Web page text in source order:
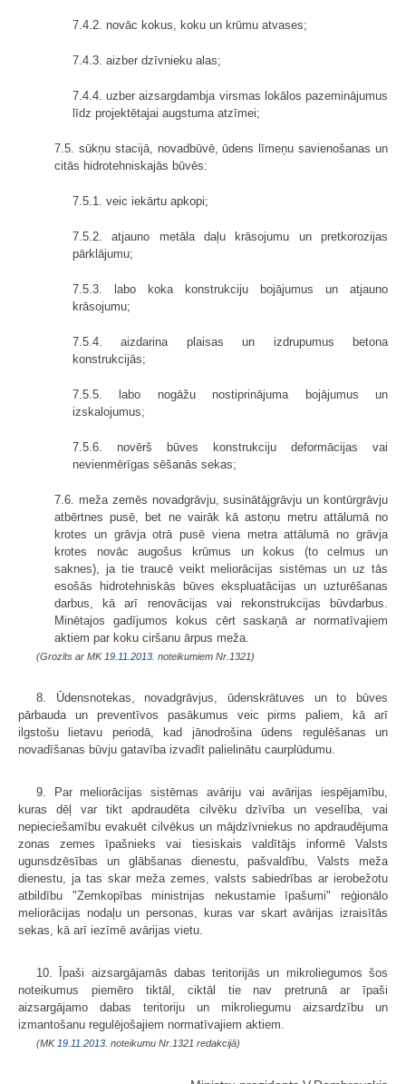
7.4.2. novāc kokus, koku un krūmu atvases;
7.4.3. aizber dzīvnieku alas;
7.4.4. uzber aizsargdambja virsmas lokālos pazeminājumus
līdz projektētajai augstuma atzīmei;
7.5. sūkņu stacijā, novadbūvē, ūdens līmeņu savienošanas un
citās hidrotehniskajās būvēs:
7.5.1. veic iekārtu apkopi;
7.5. 2.atjauno metāla daļu krāsojumu un pretkorozijas
pārklājumu;
7.5.3. labo koka konstrukciju bojājumus un atjauno
krāsojumu;
7.5.4. aizdarina plaisas un izdrupumus betona
konstrukcijās;
7.5.5. labo nogāžu nostiprinājuma bojājumus un
izskalojumus;
7.5.6. novērš būves konstrukciju deformācijas vai
nevienmērīgas sēšanās sekas;
7.6. meža zemēs novadgrāvju, susinātājgrāvju un kontūrgrāvju
atbērtnes pusē, bet ne vairāk kā astoņu metru attālumā no
krotes un grāvja otrā pusē viena metra attālumā no grāvja
krotes novāc augošus krūmus un kokus (to celmus un
saknes), ja tie traucē veikt meliorācijas sistēmas un uz tās
esošās hidrotehniskās būves ekspluatācijas un uzturēšanas
darbus, kā arī renovācijas vai rekonstrukcijas būvdarbus.
Minētajos gadījumos kokus cērt saskaņā ar normatīvajiem
aktiem par koku ciršanu ārpus meža.
(Grozīts ar MK 19.11.2013. noteikumiem Nr.1321)
8. Ūdensnotekas, novadgrāvjus, ūdenskrātuves un to būves
pārbauda un preventīvos pasākumus veic pirms paliem, kā arī
ilgstošu lietavu periodā, kad jānodrošina ūdens regulēšanas un
novadīšanas būvju gatavība izvadīt palielinātu caurplūdumu.
9. Par meliorācijas sistēmas avāriju vai avārijas iespējamību,
kuras dēļ var tikt apdraudēta cilvēku dzīvība un veselība, vai
nepieciešamību evakuēt cilvēkus un mājdzīvniekus no apdraudējuma
zonas zemes īpašnieks vai tiesiskais valdītājs informē Valsts
ugunsdzēsības un glābšanas dienestu, pašvaldību, Valsts meža
dienestu, ja tas skar meža zemes, valsts sabiedrības ar ierobežotu
atbildību "Zemkopības ministrijas nekustamie īpašumi" reģionālo
meliorācijas nodaļu un personas, kuras var skart avārijas izraisītās
sekas, kā arī iezīmē avārijas vietu.
10. Īpaši aizsargājamās dabas teritorijās un mikroliegumos šos
noteikumus piemēro tiktāl, ciktāl tie nav pretrunā ar īpaši
aizsargājamo dabas teritoriju un mikroliegumu aizsardzību un
izmantošanu regulējošajiem normatīvajiem aktiem.
(MK 19.11.2013. noteikumu Nr.1321 redakcijā)